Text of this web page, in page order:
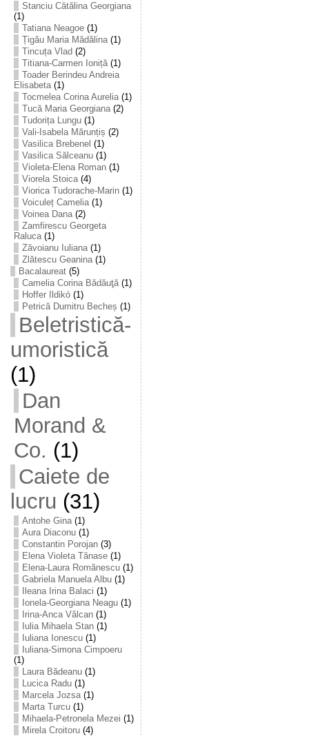
Stanciu Cătălina Georgiana
(1)
Tatiana Neagoe(1)
Țigău Maria Mădălina(1)
Tincuța Vlad (2)
Titiana-Carmen Ioniță(1)
Toader Berindeu Andreia
Elisabeta(1)
Tocmelea Corina Aurelia(1)
Tucă Maria Georgiana(2)
Tudorița Lungu(1)
Vali-Isabela Mărunțiș (2)
Vasilica Brebenel (1)
Vasilica Sălceanu(1)
Violeta-Elena Roman(1)
Viorela Stoica(4)
Viorica Tudorache-Marin(1)
Voiculeț Camelia(1)
Voinea Dana(2)
Zamfirescu Georgeta
Raluca(1)
Zăvoianu Iuliana(1)
Zlătescu Geanina(1)
Bacalaureat(5)
Camelia Corina Bădăuţă(1)
Hoffer Ildikó(1)
Petrică Dumitru Becheș (1)
Beletristică-
umoristică
(1)
Dan
Morand &
Co. (1)
Caiete de
lucru (31)
Antohe Gina(1)
Aura Diaconu(1)
Constantin Porojan(3)
Elena Violeta Tănase(1)
Elena-Laura Romănescu(1)
Gabriela Manuela Albu(1)
Ileana Irina Balaci (1)
Ionela-Georgiana Neagu(1)
Irina-Anca Vâlcan(1)
Iulia Mihaela Stan(1)
Iuliana Ionescu(1)
Iuliana-Simona Cimpoeru
(1)
Laura Bădeanu(1)
Lucica Radu(1)
Marcela Jozsa(1)
Marta Turcu(1)
Mihaela-Petronela Mezei (1)
Mirela Croitoru(4)